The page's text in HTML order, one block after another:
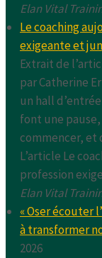
Elan Vital
Le coaching
exigeante et
Extrait de
par Catherine
un hall
font une
commencer, et
L’article Le
profession
Elan Vital
« Oser écouter
à transformer
2026